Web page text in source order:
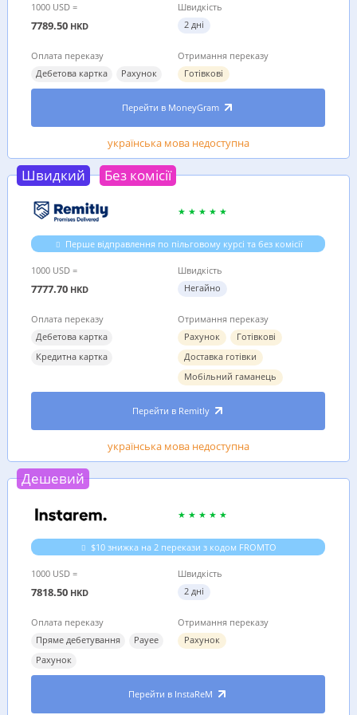
1000 USD =
7789.50 HKD
Швидкість
2 дні
Оплата переказу
Дебетова картка
Рахунок
Отримання переказу
Готівкові
Перейти в MoneyGram
українська мова недоступна
Швидкий Без комісії
Перше відправлення по пільговому курсі та без комісії
1000 USD =
7777.70 HKD
Швидкість
Негайно
Оплата переказу
Дебетова картка
Кредитна картка
Отримання переказу
Рахунок
Готівкові
Доставка готівки
Мобільний гаманець
Перейти в Remitly
українська мова недоступна
Дешевий
$10 знижка на 2 перекази з кодом FROMTO
1000 USD =
7818.50 HKD
Швидкість
2 дні
Оплата переказу
Пряме дебетування
Payee
Рахунок
Отримання переказу
Рахунок
Перейти в InstaReM